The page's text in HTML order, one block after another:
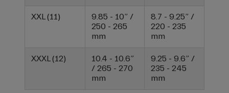
XXL (11)
9.85 - 10” /
250 - 265
mm
8.7 - 9.25” /
220 - 235
mm
XXXL (12)
10.4 - 10.6”
/ 265 - 270
mm
9.25 - 9.6” /
235 - 245
mm